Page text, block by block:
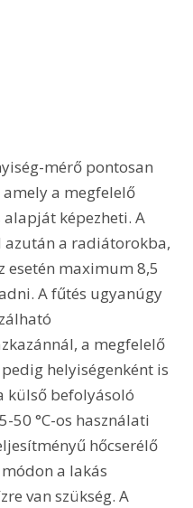
mérő pontosan
a megfelelő
képezheti. A
azután a radiátorokba,
esetén maximum 8,5
A fűtés ugyanúgy
a megfelelő
helyiségenként is
külső befolyásoló
50 °C-os használati
hőcserélő
a lakás
van szükség. A